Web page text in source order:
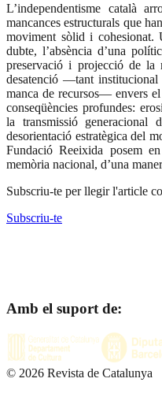
L’independentisme català
mancances estructurals que
moviment sòlid i cohesionat.
dubte, l’absència d’una
preservació i projecció de la
desatenció —tant institucional
manca de recursos— envers
conseqüències profundes:
la transmissió
desorientació estratègica del
Fundació Reeixida posem
memòria nacional, d’una
Subscriu-te per llegir l'article
Subscriu-te
Amb el suport de:
© 2026 Revista de Catalunya